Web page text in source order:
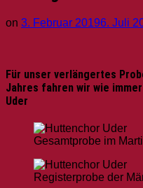
on 3. Februar 20196. Juli
Für unser verlängertes
Jahres fahren wir wie
Uder
Gesamtprobe im
Registerprobe der